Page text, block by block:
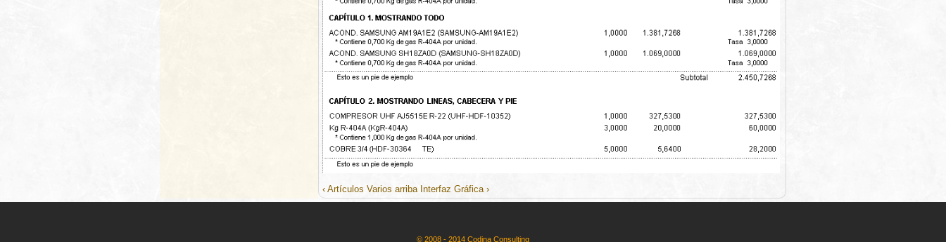
‹ Artículos Varios arriba Interfaz Gráfica ›
© 2008 - 2014 Codina Consulting